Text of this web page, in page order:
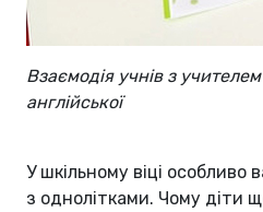
Взаємодія учнів з
англійської
У шкільному віці особливо
з однолітками. Чому діти